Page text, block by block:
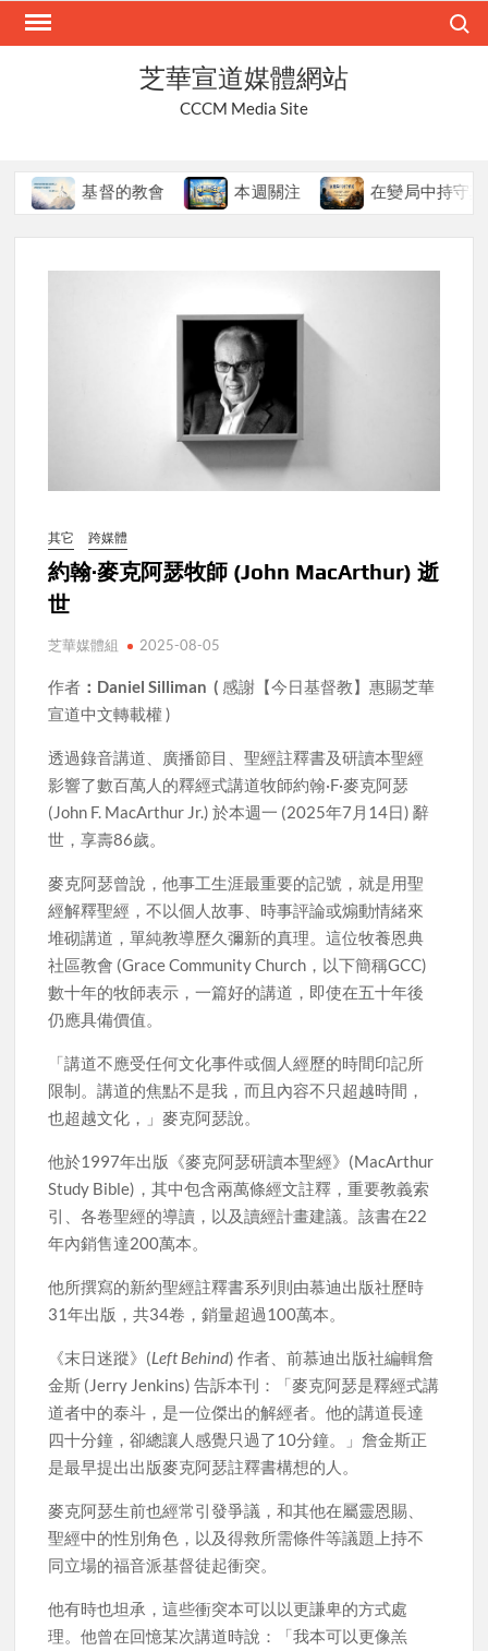
Skip
芝華宣道媒體網站
CCCM Media Site
基督的教會 本週關注 在變局中持守真道
其它 跨媒體
約翰·麥克阿瑟牧師 (John MacArthur) 逝
世
芝華媒體組 2025-08-05
作者 ：Daniel Silliman ( 感謝【今日基督教】惠賜芝華
宣道中文轉載權 )
透過錄音講道、廣播節目、聖經註釋書及研讀本聖經
影響了數百萬人的釋經式講道牧師約翰·F·麥克阿瑟
(John F. MacArthur Jr.) 於本週一 (2025年7月14日) 辭
世，享壽86歲。
麥克阿瑟曾說，他事工生涯最重要的記號，就是用聖
經解釋聖經，不以個人故事、時事評論或煽動情緒來
堆砌講道，單純教導歷久彌新的真理。這位牧養恩典
社區教會 (Grace Community Church，以下簡稱GCC)
數十年的牧師表示，一篇好的講道，即使在五十年後
仍應具備價值。
「講道不應受任何文化事件或個人經歷的時間印記所
限制。講道的焦點不是我，而且內容不只超越時間，
也超越文化，」麥克阿瑟說。
他於1997年出版《麥克阿瑟研讀本聖經》(MacArthur
Study Bible)，其中包含兩萬條經文註釋，重要教義索
引、各卷聖經的導讀，以及讀經計畫建議。該書在22
年內銷售達200萬本。
他所撰寫的新約聖經註釋書系列則由慕迪出版社歷時
31年出版，共34卷，銷量超過100萬本。
《末日迷蹤》(Left Behind) 作者、前慕迪出版社編輯詹
金斯 (Jerry Jenkins) 告訴本刊：「麥克阿瑟是釋經式講
道者中的泰斗，是一位傑出的解經者。他的講道長達
四十分鐘，卻總讓人感覺只過了10分鐘。」詹金斯正
是最早提出出版麥克阿瑟註釋書構想的人。
麥克阿瑟生前也經常引發爭議，和其他在屬靈恩賜、
聖經中的性別角色，以及得救所需條件等議題上持不
同立場的福音派基督徒起衝突。
他有時也坦承，這些衝突本可以以更謙卑的方式處
理。他曾在回憶某次講道時說：「我本可以更像羔